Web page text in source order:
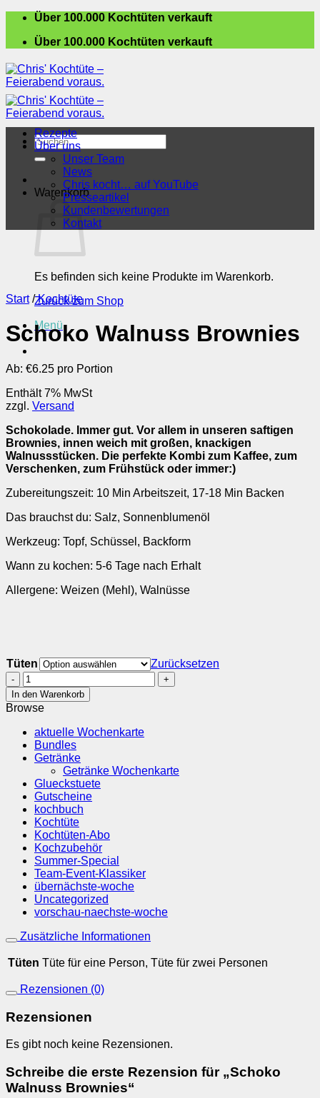
Zum
springen
Über 100.000 Kochtüten verkauft
Über 100.000 Kochtüten verkauft
Suchen
nach:
Warenkorb
Es befinden sich keine Produkte im Warenkorb.
Zurück zum Shop
Menü
Rezepte
Über uns
Unser Team
News
Chris kocht… auf YouTube
Presseartikel
Kundenbewertungen
Kontakt
Start / Kochtüte
Schoko Walnuss Brownies
Ab: €6.25 pro Portion
Enthält 7% MwSt
zzgl. Versand
Schokolade. Immer gut. Vor allem in unseren saftigen
Brownies, innen weich mit großen, knackigen
Walnussstücken. Die perfekte Kombi zum Kaffee, zum
Verschenken, zum Frühstück oder immer:)
Zubereitungszeit: 10 Min Arbeitszeit, 17-18 Min Backen
Das brauchst du: Salz, Sonnenblumenöl
Werkzeug: Topf, Schüssel, Backform
Wann zu kochen: 5-6 Tage nach Erhalt
Allergene: Weizen (Mehl), Walnüsse
Tüten
Zurücksetzen
Schoko
Walnuss
Brownies
Menge
In den Warenkorb
Browse
aktuelle Wochenkarte
Bundles
Getränke
Getränke Wochenkarte
Glueckstuete
Gutscheine
kochbuch
Kochtüte
Kochtüten-Abo
Kochzubehör
Summer-Special
Team-Event-Klassiker
übernächste-woche
Uncategorized
vorschau-naechste-woche
Zusätzliche Informationen
Tüten Tüte für eine Person, Tüte für zwei Personen
Rezensionen (0)
Rezensionen
Es gibt noch keine Rezensionen.
Schreibe die erste Rezension für „Schoko
Walnuss Brownies“